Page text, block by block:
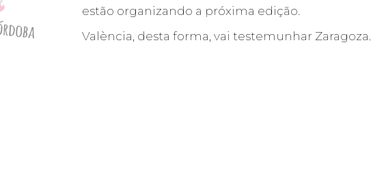
estão organizando a próxima edição.
València, desta forma, vai testemunhar Zaragoza.